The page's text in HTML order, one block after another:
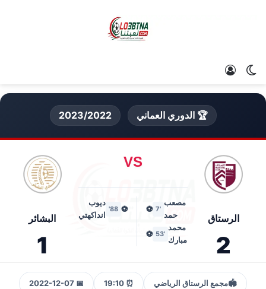
الوضع المظلم
🏆 الدوري العماني 2023/2022
الرستاق
2
VS
مصعب
حمد
'7
⚽
محمد
مبارك
'53
⚽
⚽
88'
ديوب
انداكهتي
البشائر
1
🏟️مجمع الرستاق الرياضي ⏰ 19:10
📅 2022-12-07